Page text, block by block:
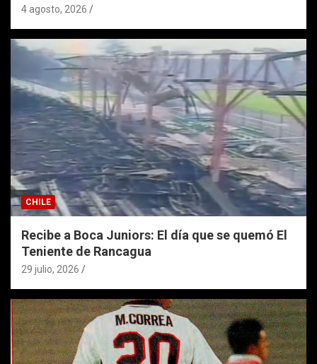
4 agosto, 2026
CHILE
Recibe a Boca Juniors: El día que se quemó El
Teniente de Rancagua
29 julio, 2026